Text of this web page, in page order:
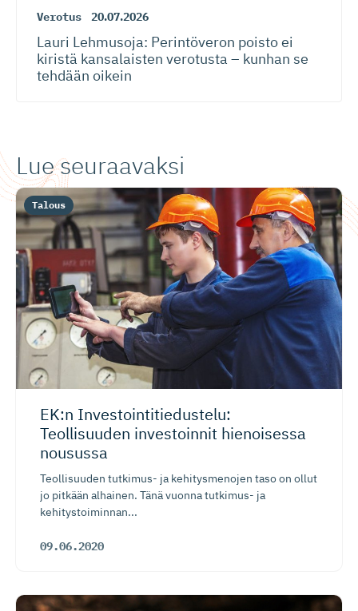
Verotus 20.07.2026
Lauri Lehmusoja: Perintöveron poisto ei
kiristä kansalaisten verotusta – kunhan se
tehdään oikein
Lue seuraavaksi
EK:n Investoin­ti­tie­dustelu:
Teollisuuden investoinnit hienoisessa
nousussa
Teollisuuden tutkimus- ja kehitysmenojen taso on ollut
jo pitkään alhainen. Tänä vuonna tutkimus- ja
kehitystoiminnan...
09.06.2020
Talous